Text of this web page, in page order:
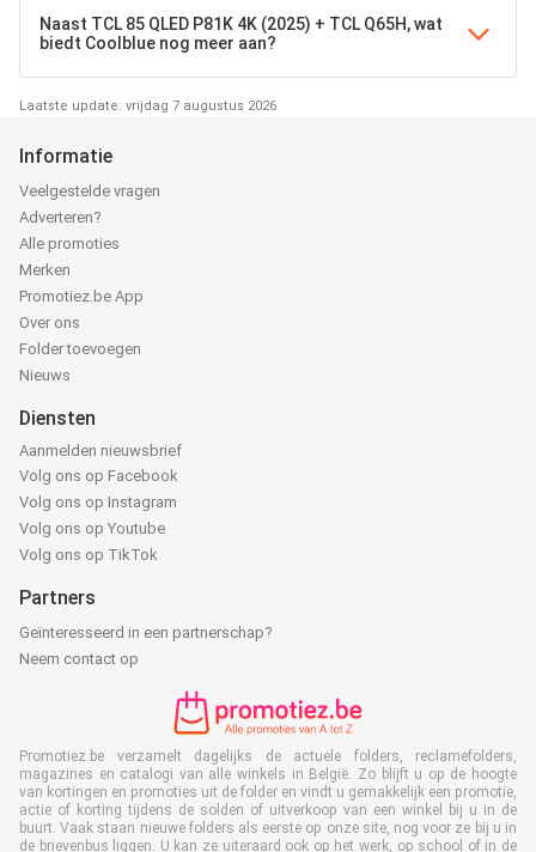
Naast TCL 85 QLED P81K 4K (2025) + TCL Q65H, wat
biedt Coolblue nog meer aan?
Laatste update: vrijdag 7 augustus 2026
Informatie
Veelgestelde vragen
Adverteren?
Alle promoties
Merken
Promotiez.be App
Over ons
Folder toevoegen
Nieuws
Diensten
Aanmelden nieuwsbrief
Volg ons op Facebook
Volg ons op Instagram
Volg ons op Youtube
Volg ons op TikTok
Partners
Geïnteresseerd in een partnerschap?
Neem contact op
Promotiez.be verzamelt dagelijks de actuele folders, reclamefolders,
magazines en catalogi van alle winkels in België. Zo blijft u op de hoogte
van kortingen en promoties uit de folder en vindt u gemakkelijk een promotie,
actie of korting tijdens de solden of uitverkoop van een winkel bij u in de
buurt. Vaak staan nieuwe folders als eerste op onze site, nog voor ze bij u in
de brievenbus liggen. U kan ze uiteraard ook op het werk, op school of in de